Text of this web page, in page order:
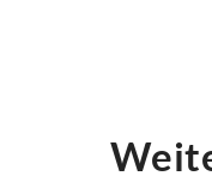
als Macher beginnt